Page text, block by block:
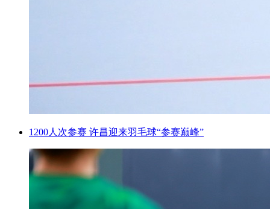
1200人次参赛 许昌迎来羽毛球“参赛巅峰”